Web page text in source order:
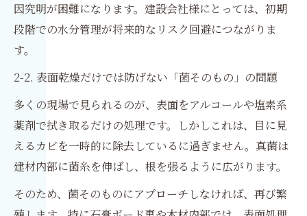
因究明が困難になります。建設会社様にとっては、初期
段階での水分管理が将来的なリスク回避につながりま
す。
2-2. 表面乾燥だけでは防げない「菌そのもの」の問題
多くの現場で見られるのが、表面をアルコールや塩素系
薬剤で拭き取るだけの処理です。しかしこれは、目に見
えるカビを一時的に除去しているに過ぎません。真菌は
建材内部に菌糸を伸ばし、根を張るように広がります。
そのため、菌そのものにアプローチしなければ、再び繁